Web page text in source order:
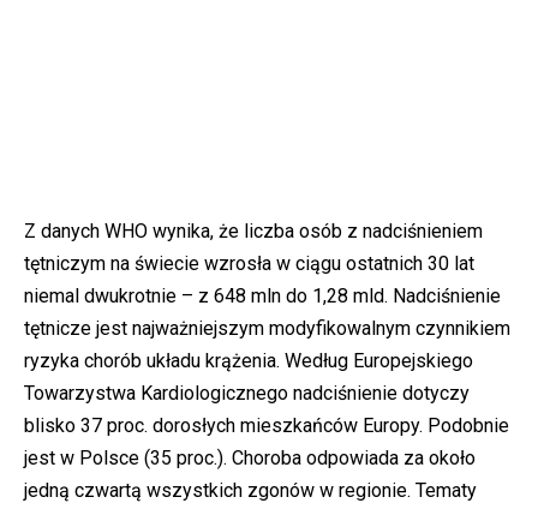
Z danych WHO wynika, że liczba osób z nadciśnieniem
tętniczym na świecie wzrosła w ciągu ostatnich 30 lat
niemal dwukrotnie – z 648 mln do 1,28 mld. Nadciśnienie
tętnicze jest najważniejszym modyfikowalnym czynnikiem
ryzyka chorób układu krążenia. Według Europejskiego
Towarzystwa Kardiologicznego nadciśnienie dotyczy
blisko 37 proc. dorosłych mieszkańców Europy. Podobnie
jest w Polsce (35 proc.). Choroba odpowiada za około
jedną czwartą wszystkich zgonów w regionie. Tematy